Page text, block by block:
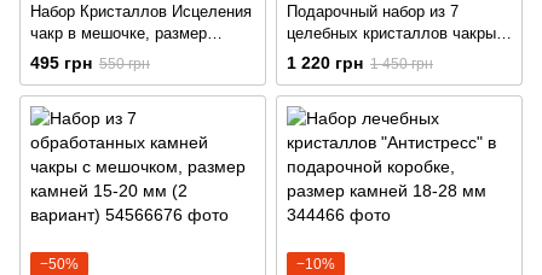
Набор Кристаллов Исцеления
чакр в мешочке, размер
кристаллов 30 мм
495 грн 550 грн
Подарочный набор из 7
целебных кристаллов чакры и
селенитовой палочки
1 220 грн 1 450 грн
−50%
−10%